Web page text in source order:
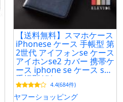
【送料無料】スマホケース
iPhonese ケース 手帳型 第
2世代 アイフォンse ケース
アイホンse2 カバー 携帯ケ
ース iphone se ケース se2
手帳型 YH
4.4(684件)
ヤフーショッピング